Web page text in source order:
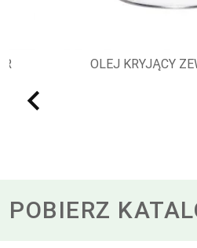
OLEJ LAZUROWY
POBIERZ